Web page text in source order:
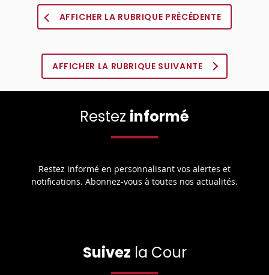
AFFICHER LA RUBRIQUE PRÉCÉDENTE
AFFICHER LA RUBRIQUE SUIVANTE
Restez informé
Restez informé en personnalisant vos alertes et
notifications. Abonnez-vous à toutes nos actualités.
Suivez la Cour